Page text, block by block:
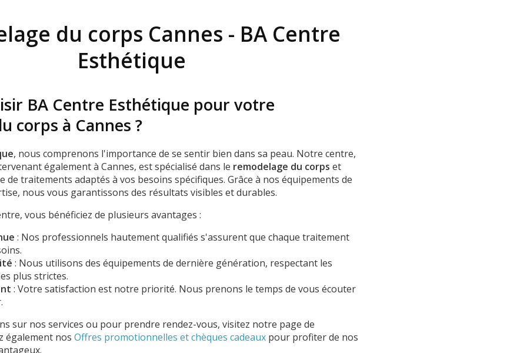
du corps Cannes - BA Centre
Esthétique
BA Centre Esthétique pour votre
corps à Cannes ?
, nous comprenons l'importance de se sentir bien dans sa peau. Notre centre,
également à Cannes, est spécialisé dans le remodelage du corps et
de traitements adaptés à vos besoins spécifiques. Grâce à nos équipements de
nous vous garantissons des résultats visibles et durables.
vous bénéficiez de plusieurs avantages :
: Nos professionnels hautement qualifiés s'assurent que chaque traitement
: Nous utilisons des équipements de dernière génération, respectant les
plus strictes.
: Votre satisfaction est notre priorité. Nous prenons le temps de vous écouter
sur nos services ou pour prendre rendez-vous, visitez notre page de
également nos Offres promotionnelles et chèques cadeaux pour profiter de nos